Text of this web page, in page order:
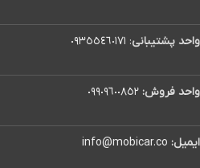
واحد پشتیبانی: ٠٩٣٥٥٤٦٠١٧١
واحد فروش: ٠٩٩٠٩٦٠٠٨٥٢
ایمیل: info@mobicar.co